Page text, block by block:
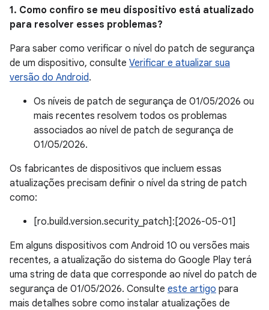
1. Como confiro se meu dispositivo está atualizado
para resolver esses problemas?
Para saber como verificar o nível do patch de segurança
de um dispositivo, consulte Verificar e atualizar sua
versão do Android.
Os níveis de patch de segurança de 01/05/2026 ou
mais recentes resolvem todos os problemas
associados ao nível de patch de segurança de
01/05/2026.
Os fabricantes de dispositivos que incluem essas
atualizações precisam definir o nível da string de patch
como:
[ro.build.version.security_patch]:[2026-05-01]
Em alguns dispositivos com Android 10 ou versões mais
recentes, a atualização do sistema do Google Play terá
uma string de data que corresponde ao nível do patch de
segurança de 01/05/2026. Consulte este artigo para
mais detalhes sobre como instalar atualizações de